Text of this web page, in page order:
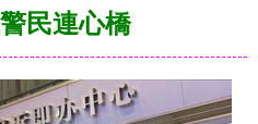
民連心橋